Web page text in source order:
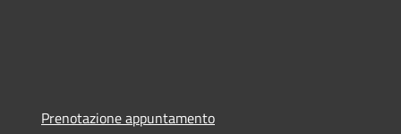
Prenotazione appuntamento